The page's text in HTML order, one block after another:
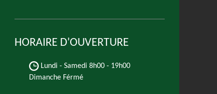
HORAIRE D'OUVERTURE
Lundi - Samedi 8h00 - 19h00
Dimanche Férmé